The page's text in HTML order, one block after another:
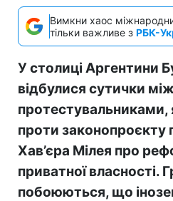
Вимкни хаос
тільки важливе з РБК-
У столиці Аргентини
відбулися сутички
протестувальниками,
проти законопроєкту
Хав’єра Мілея про
приватної власності.
побоюються, що